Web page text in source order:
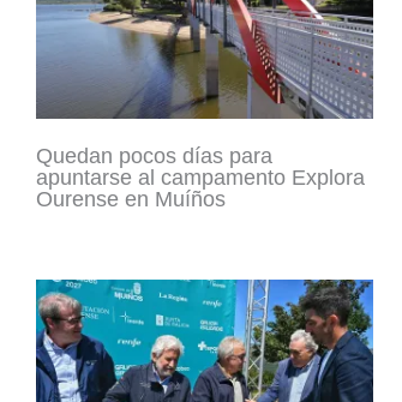
Quedan pocos días para
apuntarse al campamento Explora
Ourense en Muíños